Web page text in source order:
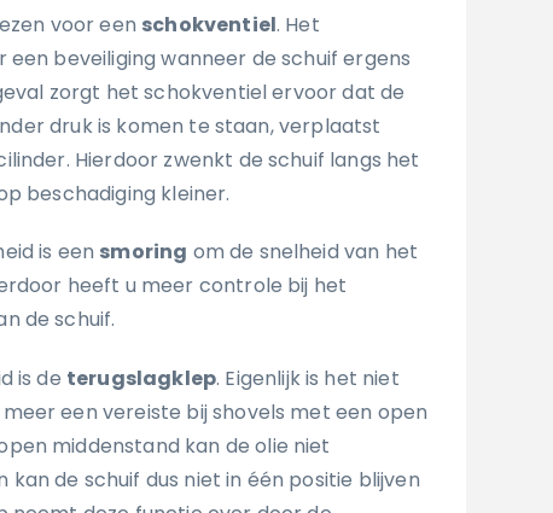
voor een schokventiel. Het
beveiliging wanneer de schuif ergens
zorgt het schokventiel ervoor dat de
druk is komen te staan, verplaatst
Hierdoor zwenkt de schuif langs het
beschadiging kleiner.
is een smoring om de snelheid van het
heeft u meer controle bij het
de schuif.
is de terugslagklep. Eigenlijk is het niet
een vereiste bij shovels met een open
middenstand kan de olie niet
de schuif dus niet in één positie blijven